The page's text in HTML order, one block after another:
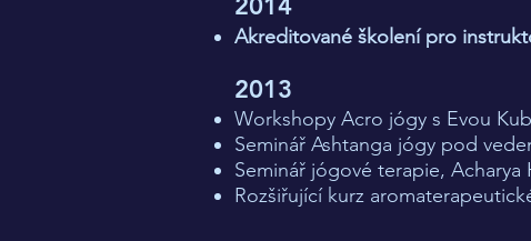
2014
Akreditované školení pro
2013
Workshopy Acro jógy s Evou
Seminář Ashtanga jógy pod
Seminář jógové terapie, Acharya
Rozšiřující kurz